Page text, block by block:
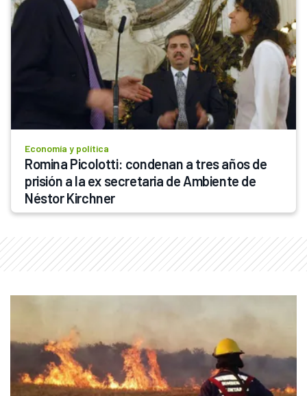
Economía y política
Romina Picolotti: condenan a tres años de
prisión a la ex secretaria de Ambiente de
Néstor Kirchner